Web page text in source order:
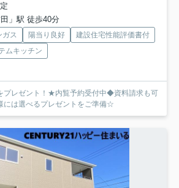
」駅 徒歩40分
ガス 陽当り良好
建設住宅性能評価書付
ムキッチン
プレゼント！★内覧予約受付中◆資料請求も可
は選べるプレゼントをご準備☆